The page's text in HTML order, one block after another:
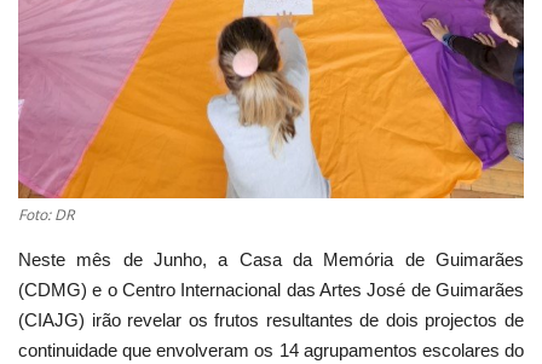
Cultura
Ambiente
Foto: DR
Neste mês de Junho, a Casa da Memória de Guimarães
(CDMG) e o Centro Internacional das Artes José de Guimarães
(CIAJG) irão revelar os frutos resultantes de dois projectos de
continuidade que envolveram os 14 agrupamentos escolares do